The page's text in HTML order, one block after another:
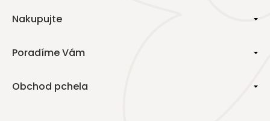
Nakupujte
Poradíme Vám
Obchod pchela